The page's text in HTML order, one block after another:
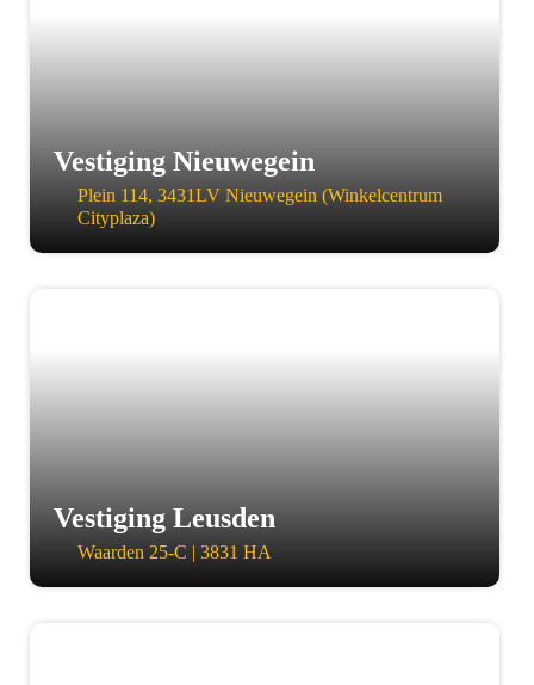
Vestiging Nieuwegein
Plein 114, 3431LV Nieuwegein (Winkelcentrum
Cityplaza)
Vestiging Leusden
Waarden 25-C | 3831 HA